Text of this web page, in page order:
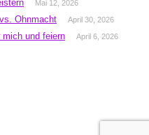
Mai 12, 2026
Ohnmacht April 30, 2026
und feiern April 6, 2026